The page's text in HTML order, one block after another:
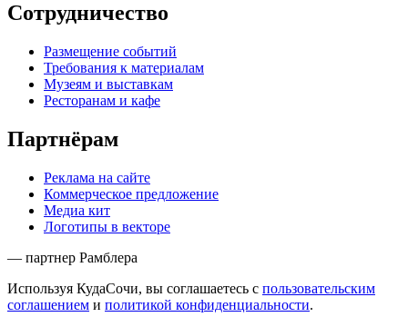
Сотрудничество
Размещение событий
Требования к материалам
Музеям и выставкам
Ресторанам и кафе
Партнёрам
Реклама на сайте
Коммерческое предложение
Медиа кит
Логотипы в векторе
— партнер Рамблера
Используя КудаСочи, вы соглашаетесь с пользовательским
соглашением и политикой конфиденциальности.